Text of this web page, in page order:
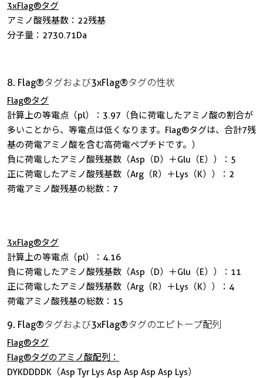
3xFlag®タグ
アミノ酸残基数：22残基
分子量：2730.71Da
8. Flag®タグおよび3xFlag®タグの性状
Flag®タグ
計算上の等電点（pl）：3.97（負に荷電したアミノ酸の割合が
多いことから、等電点は低くなります。Flag®タグは、合計7残
基の荷電アミノ酸を含む高荷電ペプチドです。）
負に荷電したアミノ酸残基数（Asp（D）＋Glu（E））：5
正に荷電したアミノ酸残基数（Arg（R）＋Lys（K））：2
荷電アミノ酸残基の総数：7
3xFlag®タグ
計算上の等電点（pl）：4.16
負に荷電したアミノ酸残基数（Asp（D）＋Glu（E））：11
正に荷電したアミノ酸残基数（Arg（R）＋Lys（K））：4
荷電アミノ酸残基の総数：15
9. Flag®タグおよび3xFlag®タグのエピトープ配列
Flag®タグ
Flag®タグのアミノ酸配列：
DYKDDDDK（Asp Tyr Lys Asp Asp Asp Asp Lys）